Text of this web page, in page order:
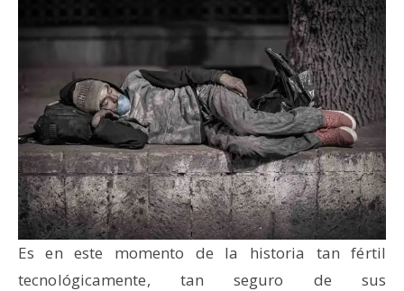
Es en este momento de la historia tan fértil
tecnológicamente, tan seguro de sus